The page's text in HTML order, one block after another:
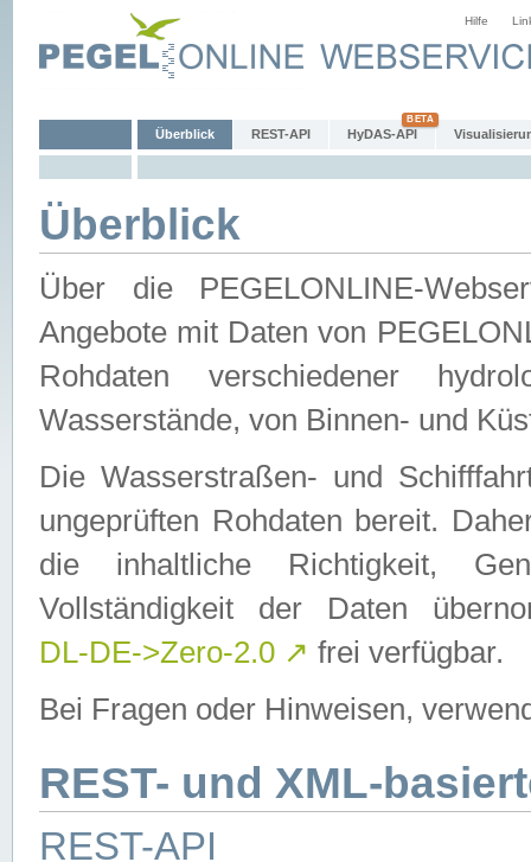
Hilfe
Überblick REST-API HyDAS-API
Überblick
Über die PEGELONLINE-
Angebote mit Daten von
Rohdaten verschiedener
Wasserstände, von Binnen- und
Die Wasserstraßen- und
ungeprüften Rohdaten bereit.
die inhaltliche Richtigkeit,
Vollständigkeit der Daten
DL-DE->Zero-2.0 ↗ frei verfügbar.
Bei Fragen oder Hinweisen,
REST- und XML-
REST-API